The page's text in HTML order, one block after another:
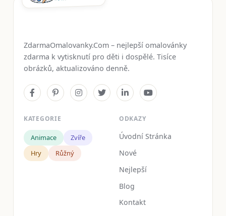
ZdarmaOmalovanky.Com – nejlepší omalovánky
zdarma k vytisknutí pro děti i dospělé. Tisíce
obrázků, aktualizováno denně.
KATEGORIE
Animace
Zvíře
Hry
Růžný
ODKAZY
Úvodní Stránka
Nové
Nejlepší
Blog
Kontakt